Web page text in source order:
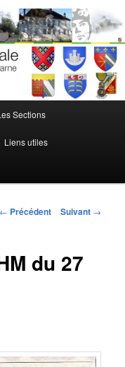
Sections
Liens utiles
Navigation
← Précédent Suivant →
du 27